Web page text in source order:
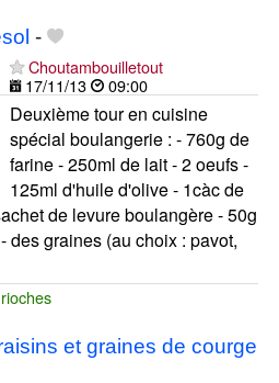
-
Choutambouilletout
17/11/13
09:00
Deuxième tour en cuisine
spécial boulangerie : - 760g de
farine - 250ml de lait - 2 oeufs -
125ml d'huile d'olive - 1càc de
de levure boulangère - 50g
des graines (au choix : pavot,
et graines de courge